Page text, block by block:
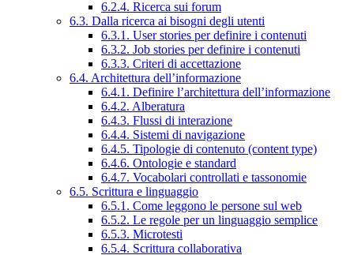
6.2.4. Ricerca sui forum
6.3. Dalla ricerca ai bisogni degli utenti
6.3.1. User stories per definire i contenuti
6.3.2. Job stories per definire i contenuti
6.3.3. Criteri di accettazione
6.4. Architettura dell’informazione
6.4.1. Definire l’architettura dell’informazione
6.4.2. Alberatura
6.4.3. Flussi di interazione
6.4.4. Sistemi di navigazione
6.4.5. Tipologie di contenuto (content type)
6.4.6. Ontologie e standard
6.4.7. Vocabolari controllati e tassonomie
6.5. Scrittura e linguaggio
6.5.1. Come leggono le persone sul web
6.5.2. Le regole per un linguaggio semplice
6.5.3. Microtesti
6.5.4. Scrittura collaborativa